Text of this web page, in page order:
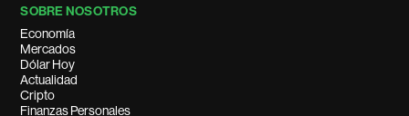
SOBRE NOSOTROS
Economía
Mercados
Dólar Hoy
Actualidad
Cripto
Finanzas Personales